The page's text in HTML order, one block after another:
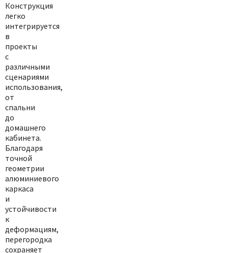
Конструкция
легко
интегрируется
в
проекты
с
различными
сценариями
использования,
от
спальни
до
домашнего
кабинета.
Благодаря
точной
геометрии
алюминиевого
каркаса
и
устойчивости
к
деформациям,
перегородка
сохраняет